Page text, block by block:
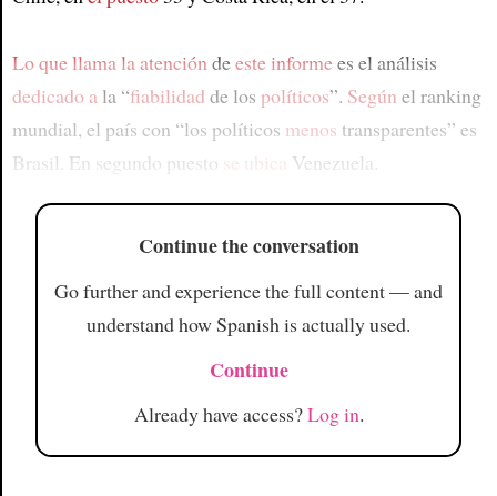
Lo que llama la atencióndeeste informees el análisis
dedicado ala “fiabilidad de los políticos”. Según el ranking
mundial, el país con “los políticos menos transparentes” es
Brasil. En segundo puesto se ubica Venezuela.
Continue the conversation
Go further and experience the full content — and
understand how Spanish is actually used.
Continue
Already have access?Log in.